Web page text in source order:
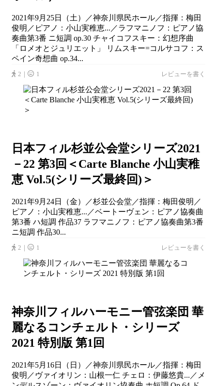
2021年9月25日（土）／神奈川県民ホール／指揮：梅田
俊明／ピアノ：小山実稚恵...／ラフマニノフ：ピアノ協
奏曲第3番 ニ短調 op.30 チャイコフスキー：幻想序曲
「ロメオとジュリエット」 リムスキー=コルサコフ：ス
ペイン奇想曲 op.34...
2｜ 1 レビューを書く
日本フィル杉並公会堂シリーズ2021
－22 第3回＜Carte Blanche 小山実稚
恵 Vol.5(シリーズ最終回)＞
2021年9月24日（金）／杉並公会堂／指揮：梅田俊明／
ピアノ：小山実稚恵...／ベートーヴェン：ピアノ協奏曲
第3番 ハ短調 作品37 ラフマニノフ：ピアノ協奏曲第3番
ニ短調 作品30...
2｜ 1 レビューを書く
神奈川フィルハーモニー管弦楽団 華
麗なるコンチェルト・シリーズ
2021 特別版 第1回
2021年5月16日（日）／神奈川県民ホール／指揮：梅田
俊明／ヴァイオリン：山根一仁 チェロ：伊藤悠貴...／メ